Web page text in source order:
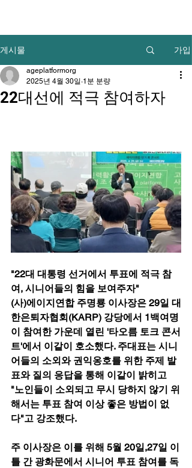
게시물 가입
22대선에 적극 참여하자
ageplatformorg
2025년 4월 30일 1분 분량
"22대 대통령 선거에서 투표에 적극 참
여, 시니어들의 힘을 보여주자"
(사)에이지연합 주명룡 이사장은 29일 대
한은퇴자협회(KARP) 강당에서 1백여명
이 참여한 가운데 열린 '타오름 토크 콘서
트'에서 이같이 호소했다. 주대표는 시니
어들의 소외와 권익옹호를 위한 주제 발
표와 질의 응답을 통해 이같이 밝히고
"노인들이 소외되고 무시 당하지 않기 위
해서는 투표 참여 이상 좋은 방법이 없
다"고 강조했다.
주 이사장은 이를 위해 5월 20일,27일 이
틀 간 광화문에서 시니어 투표 참여를 독